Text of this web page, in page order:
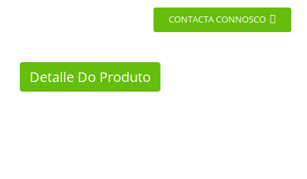
CONTACTA CONNOSCO
Detalle Do Produto